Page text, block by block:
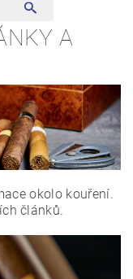
A
okolo kouření.
článků.